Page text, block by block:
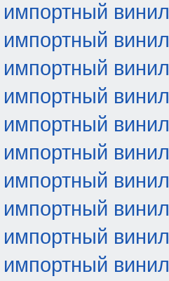
винил
винил
винил
винил
винил
винил
винил
винил
винил
винил